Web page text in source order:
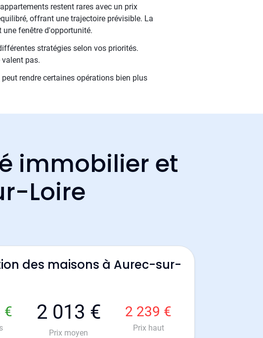
restent rares avec un prix
offrant une trajectoire prévisible. La
fenêtre d'opportunité.
stratégies selon vos priorités.
valent pas.
rendre certaines opérations bien plus
immobilier et
Loire
des maisons à Aurec-sur-
€ 2 013 €
Prix moyen
2 239 €
Prix haut